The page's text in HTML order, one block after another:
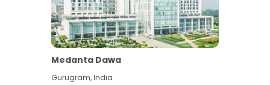
Medanta Dawa
Gurugram,India